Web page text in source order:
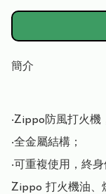
簡介
‧Zippo防風打火機
‧全金屬結構；
‧可重複使用，終
Zippo 打火機油、